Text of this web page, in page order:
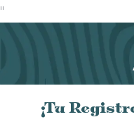
"
¡Tu